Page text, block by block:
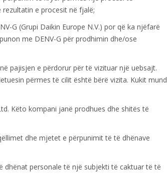
e procesit në fjalë;
G (Grupi Daikin Europe N.V.) por që ka njëfarë
me DENV-G për prodhimin dhe/ose
pajisjen e përdorur për të vizituar një uebsajt.
përmes të cilit është bërë vizita. Kukit mund
Këto kompani janë prodhues dhe shitës të
dhe mjetet e përpunimit të të dhënave
dhënat personale të një subjekti të caktuar të të